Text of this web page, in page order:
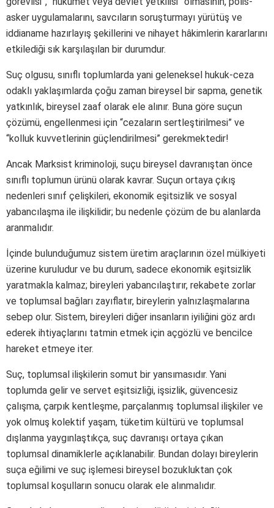
asker uygulamalarını, savcıların soruşturmayı yürütüş ve
iddianame hazırlayış şekillerini ve nihayet hâkimlerin kararlarını
etkilediği sık karşılaşılan bir durumdur.
Suç olgusu, sınıflı toplumlarda yani geleneksel hukuk-ceza
odaklı yaklaşımlarda çoğu zaman bireysel bir sapma, genetik
yatkınlık, bireysel zaaf olarak ele alınır. Buna göre suçun
çözümü, engellenmesi için “cezaların sertleştirilmesi” ve
“kolluk kuvvetlerinin güçlendirilmesi” gerekmektedir!
Ancak Marksist kriminoloji, suçu bireysel davranıştan önce
sınıflı toplumun ürünü olarak kavrar. Suçun ortaya çıkış
nedenleri sınıf çelişkileri, ekonomik eşitsizlik ve sosyal
yabancılaşma ile ilişkilidir; bu nedenle çözüm de bu alanlarda
aranmalıdır.
İçinde bulunduğumuz sistem üretim araçlarının özel mülkiyeti
üzerine kuruludur ve bu durum, sadece ekonomik eşitsizlik
yaratmakla kalmaz; bireyleri yabancılaştırır, rekabete zorlar
ve toplumsal bağları zayıflatır, bireylerin yalnızlaşmalarına
sebep olur. Sistem, bireyleri diğer insanların iyiliğini göz ardı
ederek ihtiyaçlarını tatmin etmek için açgözlü ve bencilce
hareket etmeye iter.
Suç, toplumsal ilişkilerin somut bir yansımasıdır. Yani
toplumda gelir ve servet eşitsizliği, işsizlik, güvencesiz
çalışma, çarpık kentleşme, parçalanmış toplumsal ilişkiler ve
yok olmuş kolektif yaşam, tüketim kültürü ve toplumsal
dışlanma yaygınlaştıkça, suç davranışı ortaya çıkan
toplumsal dinamiklerle açıklanabilir. Bundan dolayı bireylerin
suça eğilimi ve suç işlemesi bireysel bozukluktan çok
toplumsal koşulların sonucu olarak ele alınmalıdır.